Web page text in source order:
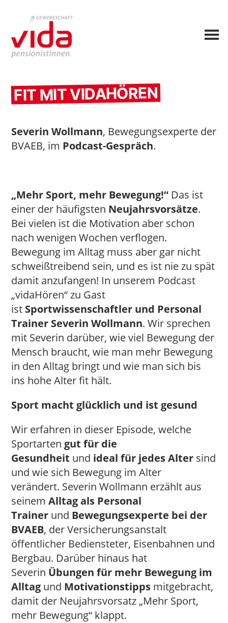
FIT MIT VIDAHÖREN
Severin Wollmann, Bewegungsexperte der
BVAEB, im Podcast-Gespräch.
„Mehr Sport, mehr Bewegung!“ Das ist
einer der häufigsten Neujahrsvorsätze.
Bei vielen ist die Motivation aber schon
nach wenigen Wochen verflogen.
Bewegung im Alltag muss aber gar nicht
schweißtreibend sein, und es ist nie zu spät
damit anzufangen! In unserem Podcast
„vidaHören“ zu Gast
ist Sportwissenschaftler und Personal
Trainer Severin Wollmann. Wir sprechen
mit Severin darüber, wie viel Bewegung der
Mensch braucht, wie man mehr Bewegung
in den Alltag bringt und wie man sich bis
ins hohe Alter fit hält.
Sport macht glücklich und ist gesund
Wir erfahren in dieser Episode, welche
Sportarten gut für die
Gesundheit und ideal für jedes Alter sind
und wie sich Bewegung im Alter
verändert. Severin Wollmann erzählt aus
seinem Alltag als Personal
Trainer und Bewegungsexperte bei der
BVAEB, der Versicherungsanstalt
öffentlicher Bediensteter, Eisenbahnen und
Bergbau. Darüber hinaus hat
Severin Übungen für mehr Bewegung im
Alltag und Motivationstipps mitgebracht,
damit der Neujahrsvorsatz „Mehr Sport,
mehr Bewegung“ klappt.